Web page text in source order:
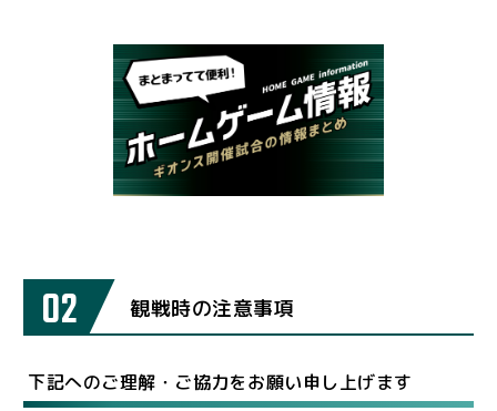
02 観戦時の注意事項
下記へのご理解・ご協力をお願い申し上げます